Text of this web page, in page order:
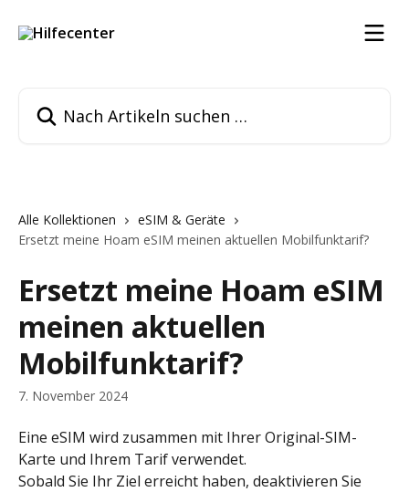
Alle Kollektionen
eSIM & Geräte
Ersetzt meine Hoam eSIM meinen aktuellen Mobilfunktarif?
Ersetzt meine Hoam eSIM
meinen aktuellen
Mobilfunktarif?
7. November 2024
Eine eSIM wird zusammen mit Ihrer Original-SIM-
Karte und Ihrem Tarif verwendet.
Sobald Sie Ihr Ziel erreicht haben, deaktivieren Sie